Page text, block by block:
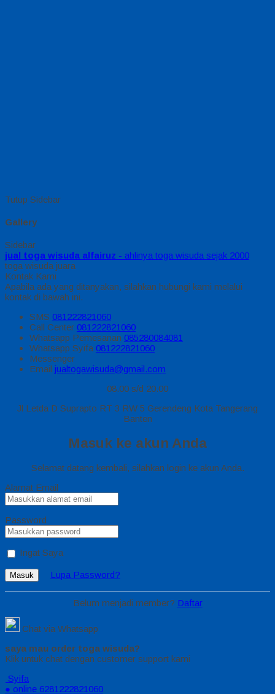
Tutup Sidebar
Gallery
Sidebar
jual toga wisuda alfairuz - ahlinya toga wisuda sejak 2000
toga wisuda juara
Kontak Kami
Apabila ada yang ditanyakan, silahkan hubungi kami melalui
kontak di bawah ini.
SMS 081222821060
Call Center 081222821060
Whatsapp Pemesanan 085280084081
Whatsapp Syifa 081222821060
Messenger
Email jualtogawisuda@gmail.com
08.00 s/d 20.00
Jl Letda D Suprapto RT 3 RW 5 Gerendeng Kota Tangerang
Banten
Masuk ke akun Anda
Selamat datang kembali, silahkan login ke akun Anda.
Alamat Email
Password
Ingat Saya
Masuk Lupa Password?
Belum menjadi member? Daftar
Chat via Whatsapp
saya mau order toga wisuda?
Klik untuk chat dengan customer support kami
Syifa
● online 6281222821060